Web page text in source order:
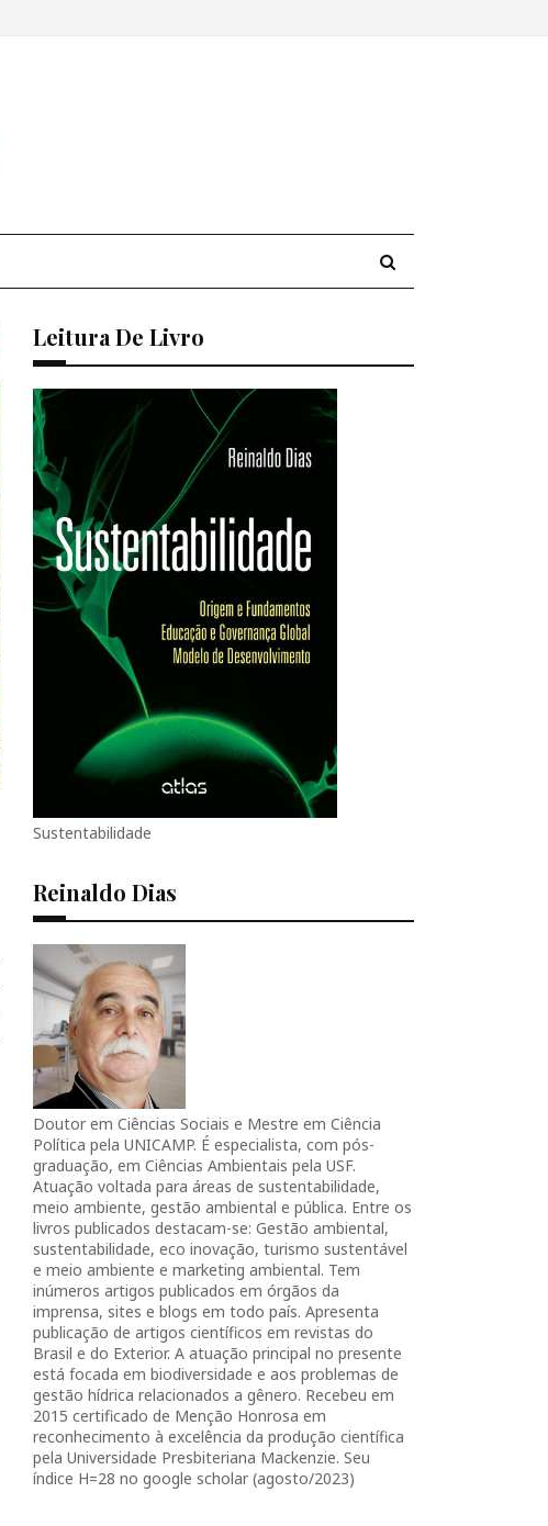
Leitura De Livro
Sustentabilidade
Reinaldo Dias
Doutor em Ciências Sociais e Mestre em Ciência
Política pela UNICAMP. É especialista, com pós-
graduação, em Ciências Ambientais pela USF.
Atuação voltada para áreas de sustentabilidade,
meio ambiente, gestão ambiental e pública. Entre os
livros publicados destacam-se: Gestão ambiental,
sustentabilidade, eco inovação, turismo sustentável
e meio ambiente e marketing ambiental. Tem
inúmeros artigos publicados em órgãos da
imprensa, sites e blogs em todo país. Apresenta
publicação de artigos científicos em revistas do
Brasil e do Exterior. A atuação principal no presente
está focada em biodiversidade e aos problemas de
gestão hídrica relacionados a gênero. Recebeu em
2015 certificado de Menção Honrosa em
reconhecimento à excelência da produção científica
pela Universidade Presbiteriana Mackenzie. Seu
índice H=28 no google scholar (agosto/2023)